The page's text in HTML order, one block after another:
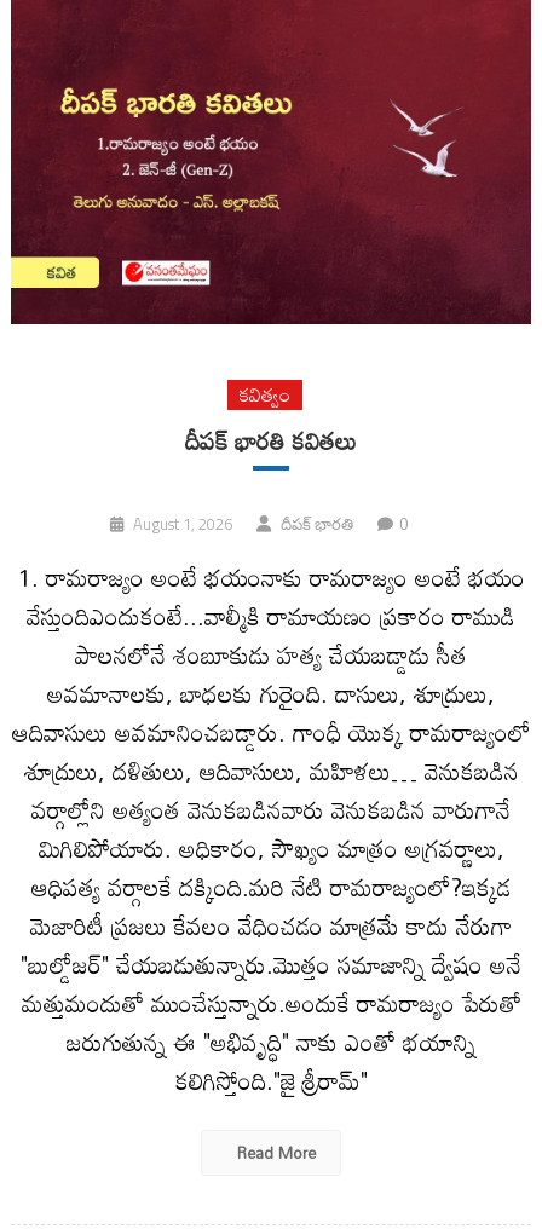
కవిత్వం
దీపక్ భారతి కవితలు
August 1, 2026 దీపక్ భారతి 0
1. రామరాజ్యం అంటే భయంనాకు రామరాజ్యం అంటే భయం
వేస్తుందిఎందుకంటే...వాల్మీకి రామాయణం ప్రకారం రాముడి
పాలనలోనే శంబూకుడు హత్య చేయబడ్డాడు సీత
అవమానాలకు, బాధలకు గురైంది. దాసులు, శూద్రులు,
ఆదివాసులు అవమానించబడ్డారు. గాంధీ యొక్క రామరాజ్యంలో
శూద్రులు, దళితులు, ఆదివాసులు, మహిళలు… వెనుకబడిన
వర్గాల్లోని అత్యంత వెనుకబడినవారు వెనుకబడిన వారుగానే
మిగిలిపోయారు. అధికారం, సౌఖ్యం మాత్రం అగ్రవర్ణాలు,
ఆధిపత్య వర్గాలకే దక్కింది.మరి నేటి రామరాజ్యంలో?ఇక్కడ
మెజారిటీ ప్రజలు కేవలం వేధించడం మాత్రమే కాదు నేరుగా
"బుల్డోజర్" చేయబడుతున్నారు.మొత్తం సమాజాన్ని ద్వేషం అనే
మత్తుమందుతో ముంచేస్తున్నారు.అందుకే రామరాజ్యం పేరుతో
జరుగుతున్న ఈ "అభివృద్ధి" నాకు ఎంతో భయాన్ని
కలిగిస్తోంది."జై శ్రీరామ్"
Read More